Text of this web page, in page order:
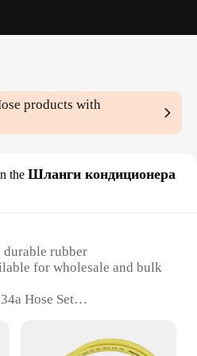
products with
the Шланги кондиционера
rubber
for wholesale and bulk
Hose Set
designed for